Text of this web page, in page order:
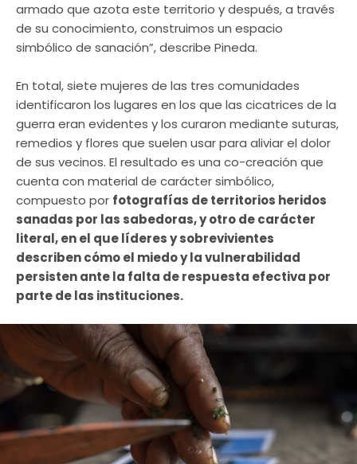
armado que azota este territorio y después, a través
de su conocimiento, construimos un espacio
simbólico de sanación”, describe Pineda.
En total, siete mujeres de las tres comunidades
identificaron los lugares en los que las cicatrices de la
guerra eran evidentes y los curaron mediante suturas,
remedios y flores que suelen usar para aliviar el dolor
de sus vecinos. El resultado es una co-creación que
cuenta con material de carácter simbólico,
compuesto por fotografías de territorios heridos
sanadas por las sabedoras, y otro de carácter
literal, en el que líderes y sobrevivientes
describen cómo el miedo y la vulnerabilidad
persisten ante la falta de respuesta efectiva por
parte de las instituciones.